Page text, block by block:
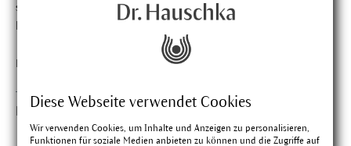
Diese Webseite verwendet Cookies
Wir verwenden Cookies, um Inhalte und Anzeigen zu personalisieren,
Funktionen für soziale Medien anbieten zu können und die Zugriffe auf
sodass man natürlich aussieht, Augenringe sind trotzdem
Findest du diese Bewertung hilfreich?
Katja S.
Verifizierter Kauf 04.08.2025